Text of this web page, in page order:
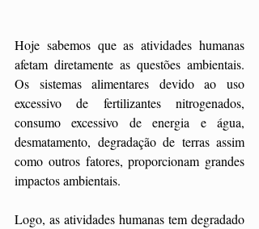
Hoje sabemos que as atividades humanas
afetam diretamente as questões ambientais.
Os sistemas alimentares devido ao uso
excessivo de fertilizantes nitrogenados,
consumo excessivo de energia e água,
desmatamento, degradação de terras assim
como outros fatores, proporcionam grandes
impactos ambientais.
Logo, as atividades humanas tem degradado